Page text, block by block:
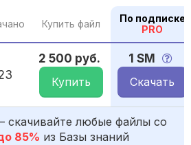
Купить файл
По подписке
PRO
2 500 руб.
Купить
1 SM
Скачать
скачивайте любые файлы со
85% из Базы знаний